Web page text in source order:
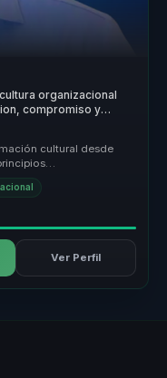
organizacional
compromiso y
cultural desde
Ver Perfil